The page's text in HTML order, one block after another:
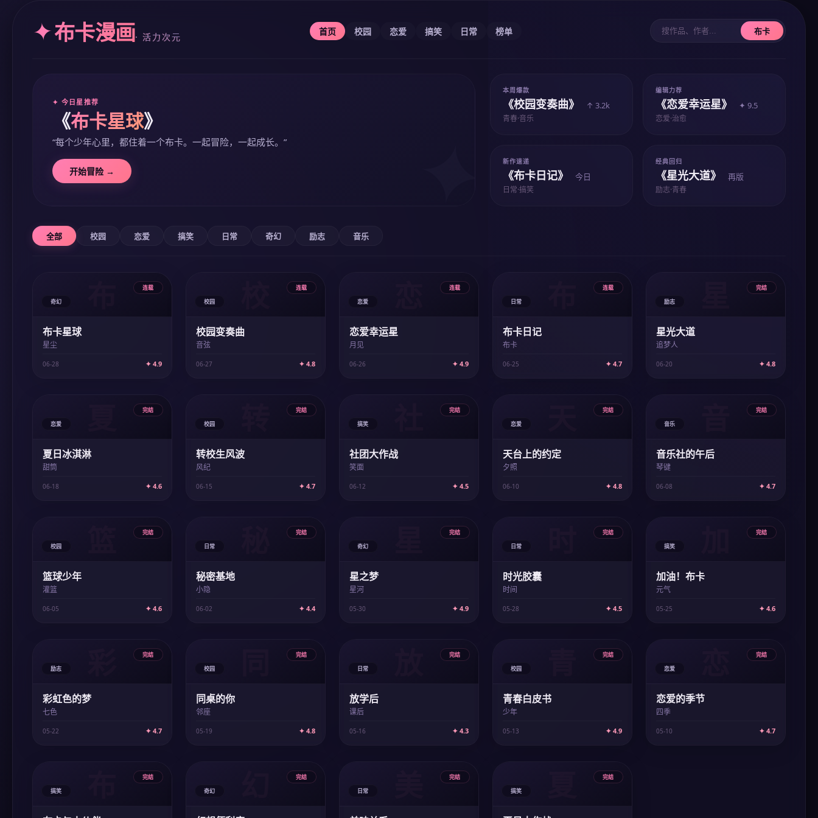
✦布卡漫画· 活力次元 首页 校园 恋爱 搞笑 日常 榜单 布卡
✦ 今日星推荐
《布卡星球》
“每个少年心里，都住着一个布卡。一起冒险，一起成长。”
开始冒险 →
本周爆款
《校园变奏曲》 ↑ 3.2k
青春·音乐
编辑力荐
《恋爱幸运星》 ✦ 9.5
恋爱·治愈
新作速递
《布卡日记》 今日
日常·搞笑
经典回归
《星光大道》 再版
励志·青春
全部 校园 恋爱 搞笑 日常 奇幻 励志 音乐
连载
奇幻
布卡星球
星尘
06-28 ✦ 4.9
连载
校园
校园变奏曲
音弦
06-27 ✦ 4.8
连载
恋爱
恋爱幸运星
月见
06-26 ✦ 4.9
连载
日常
布卡日记
布卡
06-25 ✦ 4.7
完结
励志
星光大道
追梦人
06-20 ✦ 4.8
完结
恋爱
夏日冰淇淋
甜筒
06-18 ✦ 4.6
完结
校园
转校生风波
风纪
06-15 ✦ 4.7
完结
搞笑
社团大作战
笑面
06-12 ✦ 4.5
完结
恋爱
天台上的约定
夕照
06-10 ✦ 4.8
完结
音乐
音乐社的午后
琴键
06-08 ✦ 4.7
完结
校园
篮球少年
灌篮
06-05 ✦ 4.6
完结
日常
秘密基地
小隐
06-02 ✦ 4.4
完结
奇幻
星之梦
星河
05-30 ✦ 4.9
完结
日常
时光胶囊
时间
05-28 ✦ 4.5
完结
搞笑
加油！布卡
元气
05-25 ✦ 4.6
完结
励志
彩虹色的梦
七色
05-22 ✦ 4.7
完结
校园
同桌的你
邻座
05-19 ✦ 4.8
完结
日常
放学后
课后
05-16 ✦ 4.3
完结
校园
青春白皮书
少年
05-13 ✦ 4.9
完结
恋爱
恋爱的季节
四季
05-10 ✦ 4.7
完结
搞笑
完结
奇幻
完结
日常
完结
搞笑